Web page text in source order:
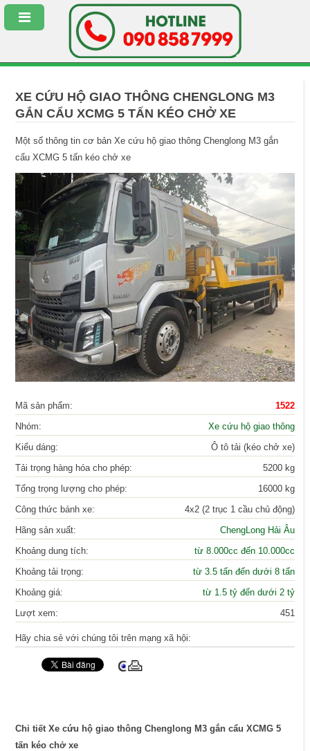
XE CỨU HỘ GIAO THÔNG CHENGLONG M3
GẮN CẨU XCMG 5 TẤN KÉO CHỞ XE
Một số thông tin cơ bản Xe cứu hộ giao thông Chenglong M3 gắn
cẩu XCMG 5 tấn kéo chở xe
Mã sản phẩm:
1522
Nhóm:
Xe cứu hộ giao thông
Kiểu dáng:
Ô tô tải (kéo chở xe)
Tải trọng hàng hóa cho phép:
5200 kg
Tổng trọng lượng cho phép:
16000 kg
Công thức bánh xe:
4x2 (2 trục 1 cầu chủ động)
Hãng sản xuất:
ChengLong Hải Âu
Khoảng dung tích:
từ 8.000cc đến 10.000cc
Khoảng tải trọng:
từ 3.5 tấn đến dưới 8 tấn
Khoảng giá:
từ 1.5 tỷ đến dưới 2 tỷ
Lượt xem:
451
Hãy chia sẻ với chúng tôi trên mạng xã hội:
Chi tiết Xe cứu hộ giao thông Chenglong M3 gắn cẩu XCMG 5
tấn kéo chở xe